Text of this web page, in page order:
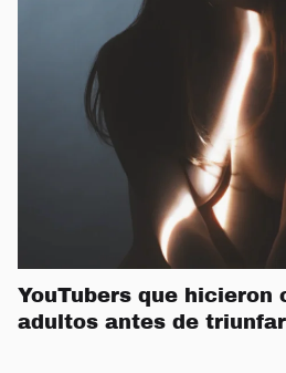
YouTubers que hicieron
adultos antes de